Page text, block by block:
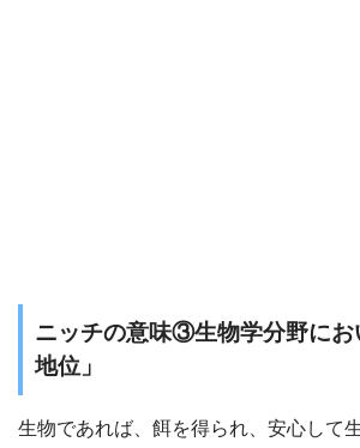
ニッチの意味③生物学分野にお
地位」
生物であれば、餌を得られ、安心して